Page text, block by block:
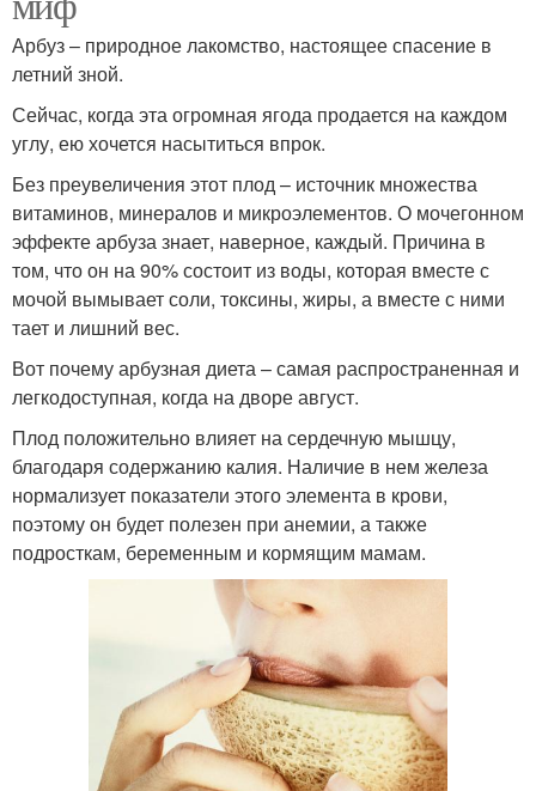
Арбуз – природное лакомство, настоящее спасение в
летний зной.
Сейчас, когда эта огромная ягода продается на каждом
углу, ею хочется насытиться впрок.
Без преувеличения этот плод – источник множества
витаминов, минералов и микроэлементов. О мочегонном
эффекте арбуза знает, наверное, каждый. Причина в
том, что он на 90% состоит из воды, которая вместе с
мочой вымывает соли, токсины, жиры, а вместе с ними
тает и лишний вес.
Вот почему арбузная диета – самая распространенная и
легкодоступная, когда на дворе август.
Плод положительно влияет на сердечную мышцу,
благодаря содержанию калия. Наличие в нем железа
нормализует показатели этого элемента в крови,
поэтому он будет полезен при анемии, а также
подросткам, беременным и кормящим мамам.